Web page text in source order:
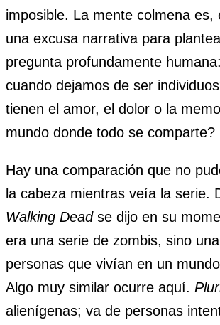
imposible. La mente colmena es,
una excusa narrativa para
pregunta profundamente
cuando dejamos de ser
tienen el amor, el dolor o la
mundo donde todo se comparte?
Hay una comparación que no
la cabeza mientras veía la serie.
Walking Deadse dijo en su
era una serie de zombis, sino
personas que vivían en un
Algo muy similar ocurre aquí.
alienígenas; va de personas